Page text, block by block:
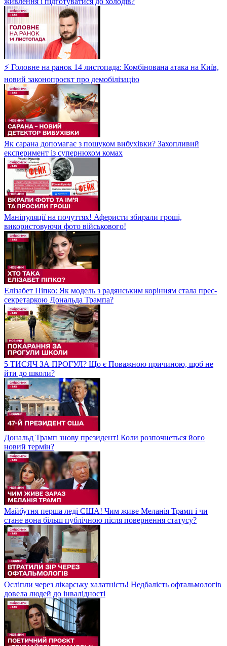
⚡ Головне на ранок 14 листопада: Комбінована атака на Київ,
новий законопроєкт про демобілізацію
Як сарана допомагає з пошуком вибухівки? Захопливий
експеримент із супернюхом комах
Маніпуляції на почуттях! Аферисти збирали гроші,
використовуючи фото військового!
Елізабет Піпко: Як модель з радянським корінням стала прес-
секретаркою Дональда Трампа?
5 ТИСЯЧ ЗА ПРОГУЛ? Що є Поважною причиною, щоб не
йти до школи?
Дональд Трамп знову президент! Коли розпочнеться його
новий термін?
Майбутня перша леді США! Чим живе Меланія Трамп і чи
стане вона більш публічною після повернення статусу?
Осліпли через лікарську халатність! Недбалість офтальмологів
довела людей до інвалідності